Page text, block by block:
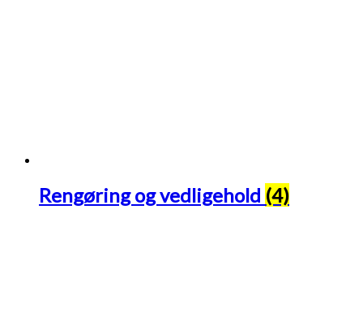
Rengøring og vedligehold (4)